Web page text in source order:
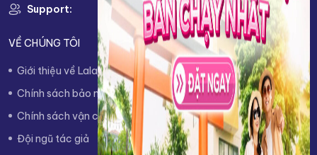
Support:
Thứ 2 - Thứ 7 : 8.00 AM - 17.00 PM
VỀ CHÚNG TÔI
Giới thiệu về Lalago
Quy trình đặt phòng
Chính sách bảo mật thông tin
Chính sách hủy/hoàn trả
Chính sách vận chuyển
Chính sách thanh toán
Đội ngũ tác giả
Liên hệ